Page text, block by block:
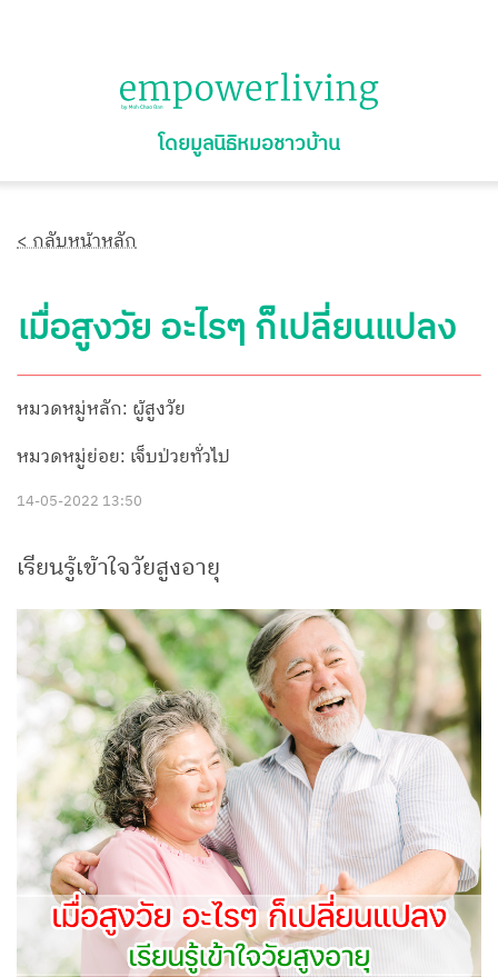
โดยมูลนิธิหมอชาวบ้าน
< กลับหน้าหลัก
เมื่อสูงวัย อะไรๆ ก็เปลี่ยนแปลง
หมวดหมู่หลัก: ผู้สูงวัย
หมวดหมู่ย่อย: เจ็บป่วยทั่วไป
14-05-2022 13:50
เรียนรู้เข้าใจวัยสูงอายุ